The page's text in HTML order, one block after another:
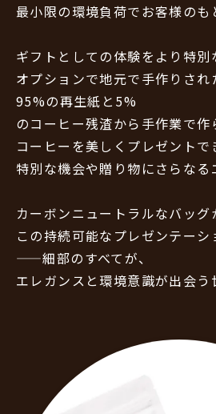
最小限の環境負荷でお客様の
ギフトとしての体験をより特
オプションで地元で手作りさ
95%の再生紙と5%
のコーヒー残渣から手作業で
コーヒーを美しくプレゼントで
特別な機会や贈り物にさらな
カーボンニュートラルなバッグ
この持続可能なプレゼンテー
——細部のすべてが、
エレガンスと環境意識が出会